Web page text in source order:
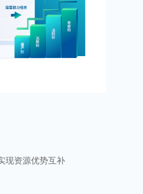
现资源优势互补